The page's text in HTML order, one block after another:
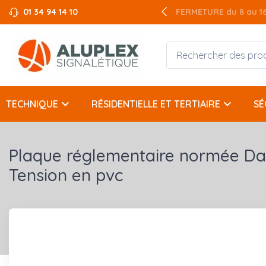
01 34 94 14 10 FERMETURE du 8
TECHNIQUE keyboard_arrow_down RÉSIDENTIELLE ET TERTIAIRE keyboard_arrow_down
Plaque réglementaire normée
Tension en pvc